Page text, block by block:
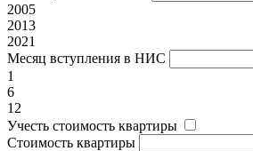
2005
2013
2021
Месяц вступления в НИС
1
6
12
Учесть стоимость квартиры
Стоимость квартиры